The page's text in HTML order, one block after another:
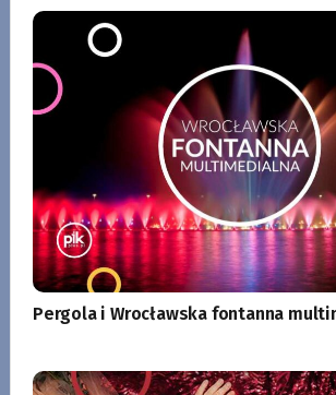
Pergola i Wrocławska fontanna